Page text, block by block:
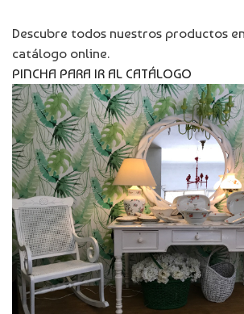
Descubre todos nuestros productos
catálogo online.
PINCHA PARA IR AL CATÁLOGO